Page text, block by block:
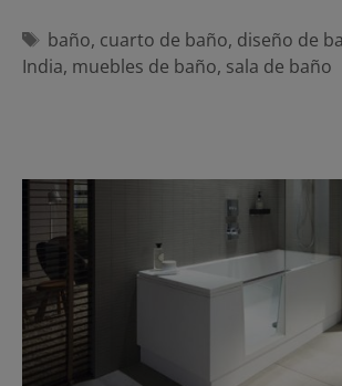
Etiquetas
baño, cuarto de baño, diseño de
India, muebles de baño, sala de baño